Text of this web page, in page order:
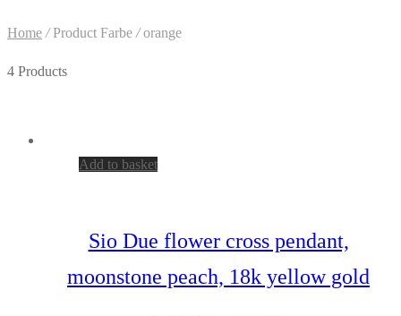
Home /Product Farbe /orange
4 Products
Add to basket
Sio Due flower cross pendant,
moonstone peach, 18k yellow gold